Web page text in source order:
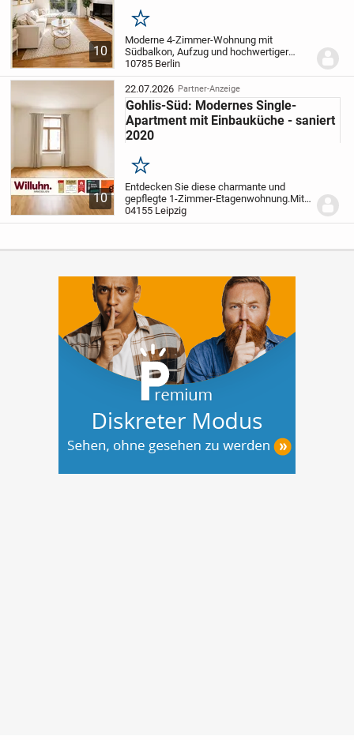
10
Merken
Moderne 4-Zimmer-Wohnung mit
Südbalkon, Aufzug und hochwertiger
Ausstattung in Berlin-Tiergarten
moderne 4-Zimmer-Wohnung in Berlin-
Tiergarten überzeugt durch eine helle,
ruhige Wohnatmosphäre,...
10785 Berlin
10
22.07.2026 Partner-Anzeige
Gohlis-Süd: Modernes Single-
Apartment mit Einbauküche - saniert
2020
Merken
Entdecken Sie diese charmante und
gepflegte 1-Zimmer-Etagenwohnung.Mit
einer Wohnfläche von 31,5 m² bietet diese
Immobilie ein gemütliches Zuhause für
04155 Leipzig